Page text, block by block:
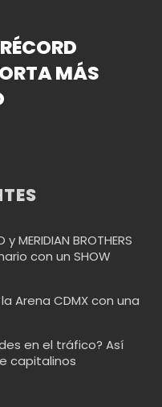
MÁS
y MERIDIAN BROTHERS
con un SHOW
Arena CDMX con una
en el tráfico? Así
capitalinos